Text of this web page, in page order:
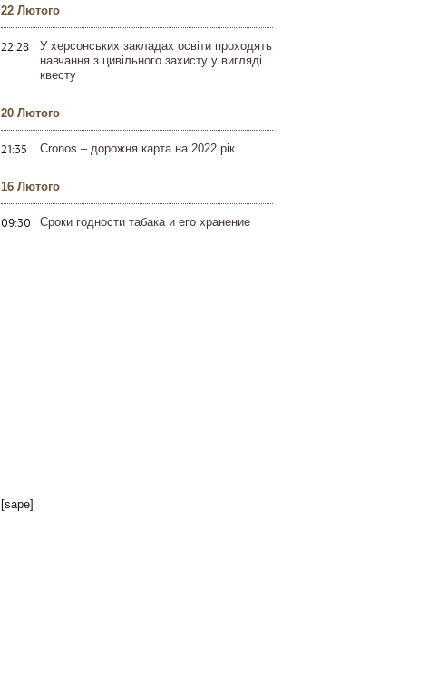
22 Лютого
22:28
У херсонських закладах освіти проходять
навчання з цивільного захисту у вигляді
квесту
20 Лютого
21:35 Cronos – дорожня карта на 2022 рік
16 Лютого
09:30 Сроки годности табака и его хранение
[sape]